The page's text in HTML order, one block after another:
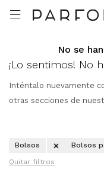

No se
¡Lo sentimos! No
Inténtalo nuevamente
otras secciones de
Bolsos Bolsos
Quitar filtros